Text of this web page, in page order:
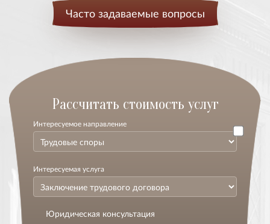
Часто задаваемые вопросы
Расcчитать стоимость услуг
Интересуемое направление
Интересуемая услуга
Юридическая консультация